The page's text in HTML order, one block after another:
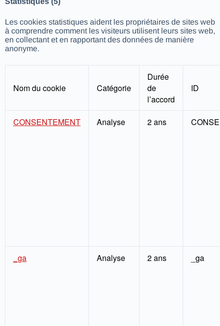
Les cookies statistiques aident les propriétaires de sites web
à comprendre comment les visiteurs utilisent leurs sites web,
en collectant et en rapportant des données de manière
anonyme.
Nom du cookie Catégorie
Durée
de
l’accord
ID
CONSENTEMENT Analyse 2 ans
_ga Analyse 2 ans _ga